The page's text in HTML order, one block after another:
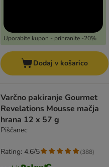
Uporabite kupon - prihranite -20%
Dodaj v košarico
Varčno pakiranje Gourmet
Revelations Mousse mačja
hrana 12 x 57 g
Piščanec
Rating: 4.6/5 (388)